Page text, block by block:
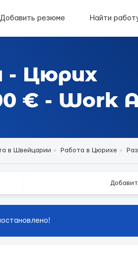
Добавить резюме Найти
- Цюрих
€ - Work
в Швейцарии Работа в Цюрихе